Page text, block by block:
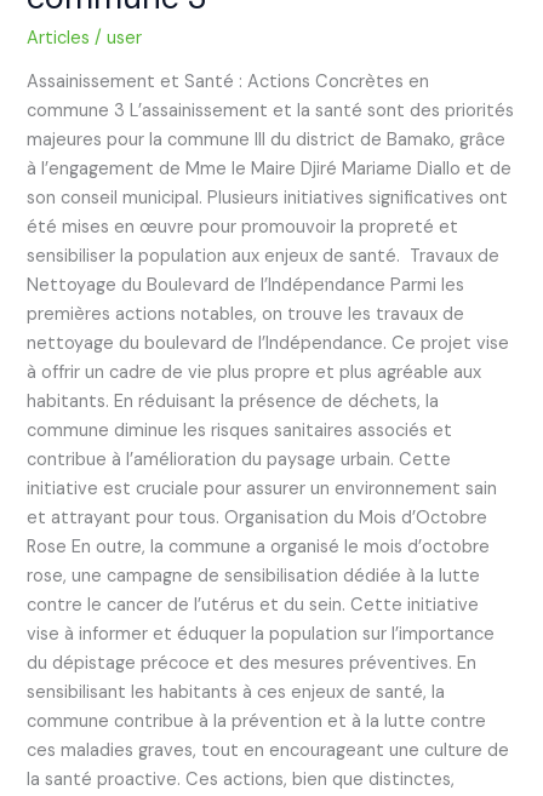
Articles /user
Assainissement et Santé : Actions Concrètes en
commune 3 L’assainissement et la santé sont des priorités
majeures pour la commune III du district de Bamako, grâce
à l’engagement de Mme le Maire Djiré Mariame Diallo et de
son conseil municipal. Plusieurs initiatives significatives ont
été mises en œuvre pour promouvoir la propreté et
sensibiliser la population aux enjeux de santé. Travaux de
Nettoyage du Boulevard de l’Indépendance Parmi les
premières actions notables, on trouve les travaux de
nettoyage du boulevard de l’Indépendance. Ce projet vise
à offrir un cadre de vie plus propre et plus agréable aux
habitants. En réduisant la présence de déchets, la
commune diminue les risques sanitaires associés et
contribue à l’amélioration du paysage urbain. Cette
initiative est cruciale pour assurer un environnement sain
et attrayant pour tous. Organisation du Mois d’Octobre
Rose En outre, la commune a organisé le mois d’octobre
rose, une campagne de sensibilisation dédiée à la lutte
contre le cancer de l’utérus et du sein. Cette initiative
vise à informer et éduquer la population sur l’importance
du dépistage précoce et des mesures préventives. En
sensibilisant les habitants à ces enjeux de santé, la
commune contribue à la prévention et à la lutte contre
ces maladies graves, tout en encourageant une culture de
la santé proactive. Ces actions, bien que distinctes,